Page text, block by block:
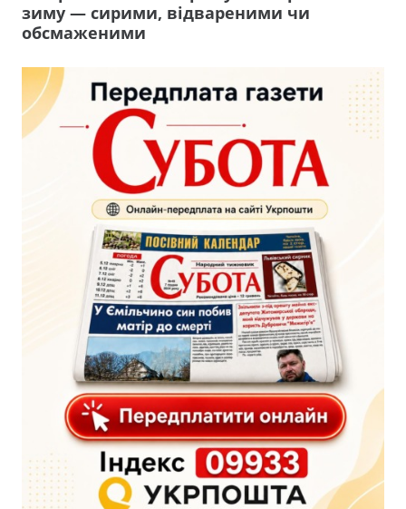
зиму — сирими, відвареними чи
обсмаженими